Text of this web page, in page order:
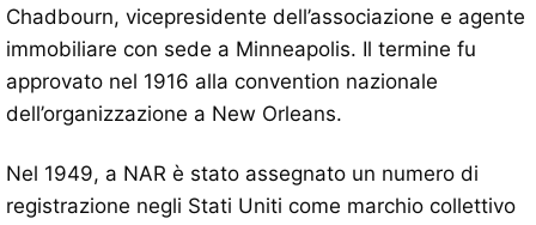
Chadbourn, vicepresidente dell’associazione e agente
immobiliare con sede a Minneapolis. Il termine fu
approvato nel 1916 alla convention nazionale
dell’organizzazione a New Orleans.
Nel 1949, a NAR è stato assegnato un numero di
registrazione negli Stati Uniti come marchio collettivo